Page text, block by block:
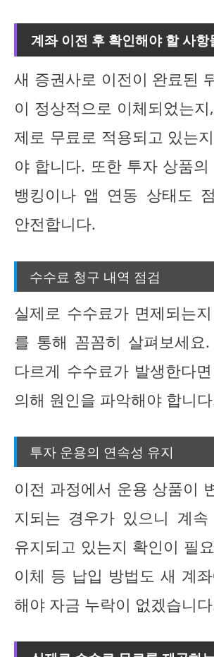
계좌 이전 후 확인해야 할 사항
새 증권사로 이전이 완료된
이 정상적으로 이체되었는
제로 무료로 적용되고 있는
야 합니다. 또한 투자 상품
뱅킹이나 앱 연동 상태도
안전합니다.
수수료 청구 내역 점검
실제로 수수료가 면제되는
를 통해 꼼꼼히 살펴보세요
다르게 수수료가 발생한다
의해 원인을 파악해야 합니
투자 운용의 연속성 유지
이전 과정에서 운용 상품이
지되는 경우가 있으니 계속
유지되고 있는지 확인이 필
이체 등 납입 방법도 새 계
해야 자금 누락이 없겠습니